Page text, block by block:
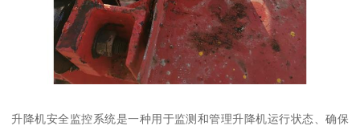
升降机安全监控系统是一种用于监测和管理升降机运行状态、确保